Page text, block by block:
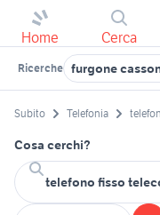
Home Cerca
Ricerche furgone
Subito Telefonia
Cosa cerchi?